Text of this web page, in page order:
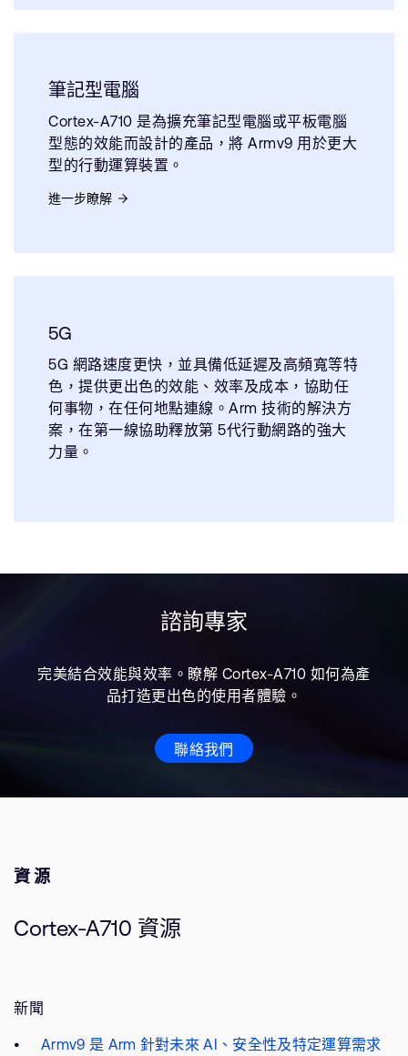
筆記型電腦
Cortex-A710 是為擴充筆記型電腦或平板電腦
型態的效能而設計的產品，將 Armv9 用於更大
型的行動運算裝置。
進一步瞭解
5G
5G 網路速度更快，並具備低延遲及高頻寬等特
色，提供更出色的效能、效率及成本，協助任
何事物，在任何地點連線。Arm 技術的解決方
案，在第一線協助釋放第 5代行動網路的強大
力量。
諮詢專家
完美結合效能與效率。瞭解 Cortex-A710 如何為產
品打造更出色的使用者體驗。
聯絡我們
資源
Cortex-A710 資源
新聞
Armv9 是 Arm 針對未來 AI、安全性及特定運算需求